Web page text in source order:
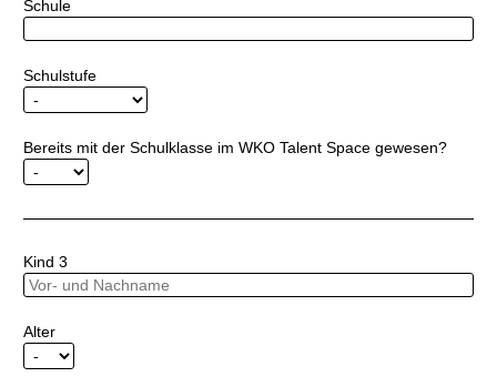
Schule
Schulstufe
Bereits mit der Schulklasse im WKO Talent Space gewesen?
Kind 3
Alter